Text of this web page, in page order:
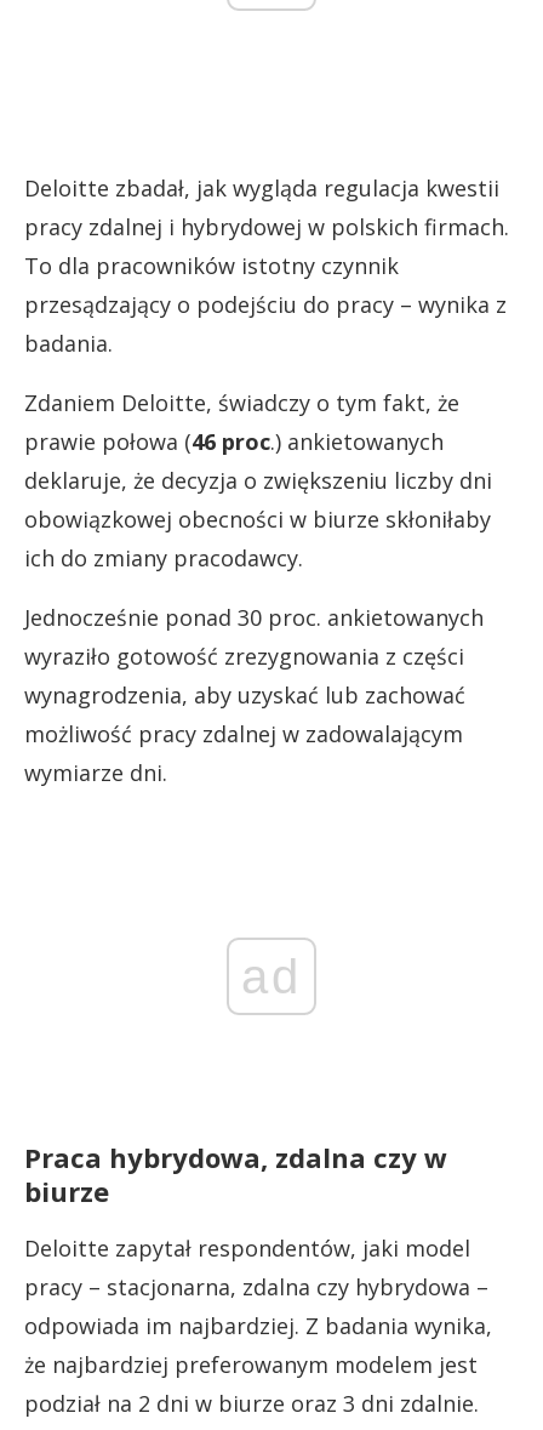
Deloitte zbadał, jak wygląda regulacja kwestii
pracy zdalnej i hybrydowej w polskich firmach.
To dla pracowników istotny czynnik
przesądzający o podejściu do pracy – wynika z
badania.
Zdaniem Deloitte, świadczy o tym fakt, że
prawie połowa (46 proc.) ankietowanych
deklaruje, że decyzja o zwiększeniu liczby dni
obowiązkowej obecności w biurze skłoniłaby
ich do zmiany pracodawcy.
Jednocześnie ponad 30 proc. ankietowanych
wyraziło gotowość zrezygnowania z części
wynagrodzenia, aby uzyskać lub zachować
możliwość pracy zdalnej w zadowalającym
wymiarze dni.
ad
Praca hybrydowa, zdalna czy w
biurze
Deloitte zapytał respondentów, jaki model
pracy – stacjonarna, zdalna czy hybrydowa –
odpowiada im najbardziej. Z badania wynika,
że najbardziej preferowanym modelem jest
podział na 2 dni w biurze oraz 3 dni zdalnie.